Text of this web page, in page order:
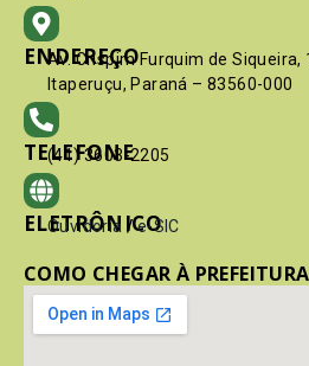
ENDEREÇO
Av. Crispim Furquim de Siqueira,
Itaperuçu, Paraná – 83560-000
TELEFONE
(41) 3603-2205
ELETRÔNICO
Ouvidoria / e-SIC
COMO CHEGAR À PREFEITURA